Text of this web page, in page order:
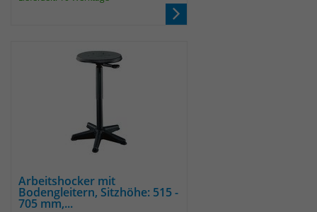
Arbeitshocker mit
Bodengleitern, Sitzhöhe: 515 -
705 mm,...
Das Cookie wird genutzt um temporär
30 Minuten
Zweck
Das Cookie wird genutzt um temporär
Session Daten zu speichern